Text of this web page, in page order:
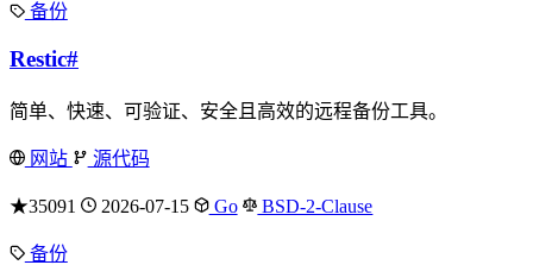
备份
Restic#
简单、快速、可验证、安全且高效的远程备份工具。
网站 源代码
★35091 2026-07-15 Go BSD-2-Clause
备份